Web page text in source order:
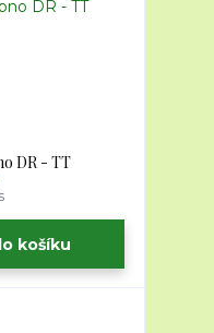
DR - TT
košíku